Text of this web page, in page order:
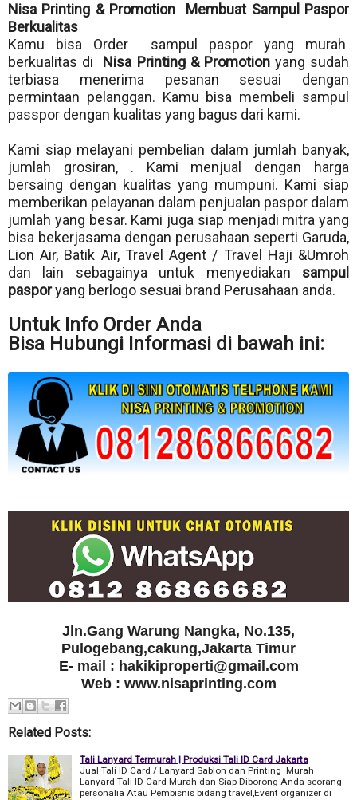
Nisa Printing & Promotion Membuat Sampul Paspor
Berkualitas
Kamu bisa Order sampul paspor yang murah
berkualitas di
Nisa Printing & Promotion yang sudah
terbiasa menerima pesanan sesuai dengan
permintaan pelanggan. Kamu bisa membeli sampul
passpor dengan kualitas yang bagus dari kami.
Kami siap melayani pembelian dalam jumlah banyak,
jumlah grosiran, . Kami menjual dengan harga
bersaing dengan kualitas yang mumpuni. Kami siap
memberikan pelayanan dalam penjualan paspor dalam
jumlah yang besar. Kami juga siap menjadi mitra yang
bisa bekerjasama dengan perusahaan seperti Garuda,
Lion Air, Batik Air, Travel Agent / Travel Haji &Umroh
dan lain sebagainya untuk menyediakan sampul
pasporyang berlogo sesuai brand Perusahaan anda.
Untuk Info Order Anda
Bisa Hubungi Informasi di bawah ini:
Jln.Gang Warung Nangka, No.135,
Pulogebang,cakung,Jakarta Timur
E- mail : hakikiproperti@gmail.com
Web : www.nisaprinting.com
Related Posts:
Tali Lanyard Termurah | Produksi Tali ID Card Jakarta
Jual Tali ID Card / Lanyard Sablon dan Printing Murah
Lanyard Tali ID Card Murah dan Siap Diborong Anda seorang
personalia Atau Pembisnis bidang travel,Event organizer di